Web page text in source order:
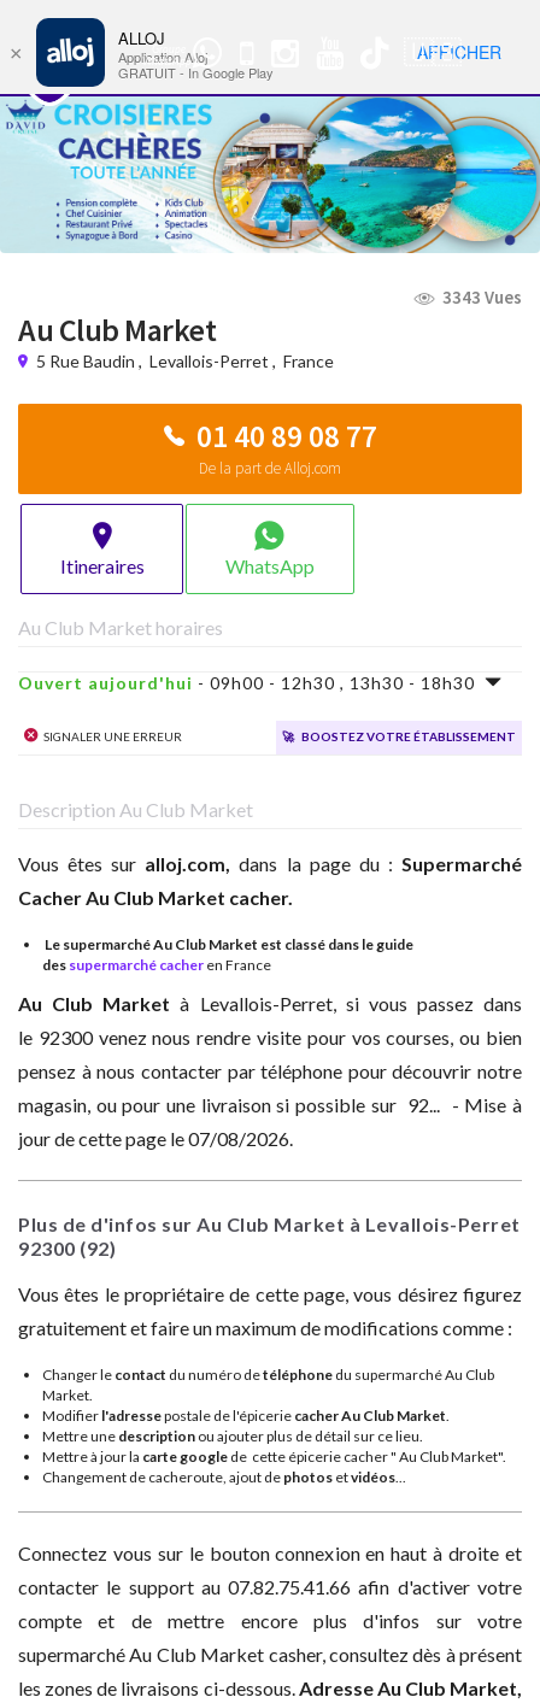
Groupe
WhatsApp
🇺🇸 Nav
3343 Vues
Au Club Market
5 Rue Baudin , Levallois-Perret , France
01 40 89 08 77
De la part de Alloj.com
Itineraires WhatsApp
Au Club Market horaires
Ouvert aujourd'hui - 09h00 - 12h30 , 13h30 - 18h30
Signaler une erreur 🚀 Boostez votre établissement
Description Au Club Market
Vous êtes sur alloj.com,dans la page du :Supermarché
CacherAu Club Market cacher.
Le supermarché Au Club Market est classé dans le guide
des supermarché cacher en France
Au Club Marketà Levallois-Perret, si vous passez dans
le 92300 venez nous rendre visite pour vos courses, ou bien
pensez à nous contacter par téléphone pour découvrir notre
magasin, ou pour une livraison si possible sur 92... - Mise à
jour de cette page le 07/08/2026.
Plus de d'infos sur Au Club Market à Levallois-Perret
92300 (92)
Vous êtes le propriétaire de cette page, vous désirez figurez
gratuitement et faire un maximum de modifications comme :
Changer le contact du numéro detéléphone du supermarché Au Club
Market.
Modifier l'adressepostale de l'épicerie cacher Au Club Market
Mettre une description ou ajouter plus de détail sur ce lieu.
Mettre à jour la carte google de cette épicerie cacher " Au Club Market".
Changement de cacheroute, ajout de photos etvidéos
Connectez vous sur le bouton connexion en haut à droite et
contacter le support au 07.82.75.41.66 afin d'activer votre
compte et de mettre encore plus d'infos sur votre
supermarché Au Club Market casher, consultez dès à présent
les zones de livraisons ci-dessous. Adresse Au Club Market,
×
ALLOJ
Application Alloj
GRATUIT - In Google Play
AFFICHER